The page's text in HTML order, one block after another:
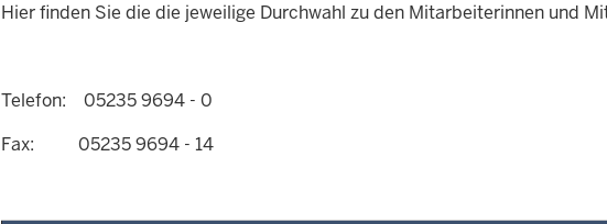
Hier finden Sie die die jeweilige Durchwahl zu den Mitarbeiterinnen und
Telefon: 05235 9694 - 0
Fax: 05235 9694 - 14